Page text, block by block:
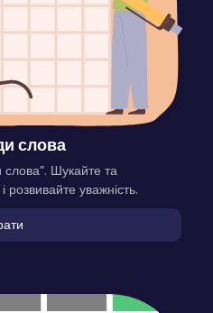
слова
слова”. Шукайте та
розвивайте уважність.